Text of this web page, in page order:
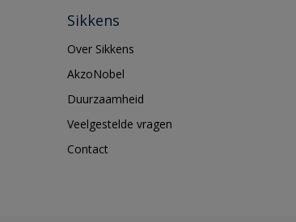
Sikkens
Over Sikkens
AkzoNobel
Duurzaamheid
Veelgestelde vragen
Contact